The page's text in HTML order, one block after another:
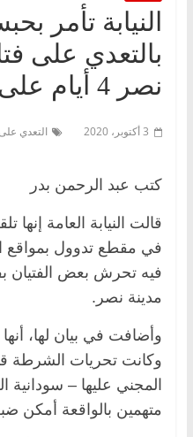
النيابة تأمر
بالتعدي على
نصر 4 أيام على ذمة التحقيقات
3 أكتوبر، 2020 التعدي
كتب عبد الرحمن بدر
قالت النيابة العامة
في مقطع تدوول بمواقع
فيه تحرش بعض الفتيان
مدينة نصر.
وأضافت في بيان لها،
وكانت تحريات الشرطة
المجني عليها – سودانية
متهمين بالواقعة أمكن